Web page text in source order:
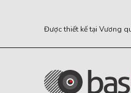
Được thiết kế tại Vương